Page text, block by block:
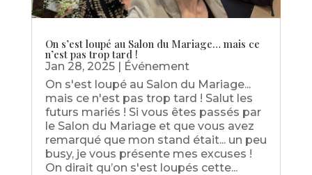
On s’est loupé au Salon du Mariage… mais ce
n’est pas trop tard !
Jan 28, 2025| Événement
On s'est loupé au Salon du Mariage...
mais ce n'est pas trop tard ! Salut les
futurs mariés ! Si vous êtes passés par
le Salon du Mariage et que vous avez
remarqué que mon stand était... un peu
busy, je vous présente mes excuses !
On dirait qu’on s'est loupés cette...